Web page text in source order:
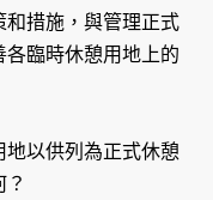
和措施，與管理正式
臨時休憩用地上的
地以供列為正式休憩